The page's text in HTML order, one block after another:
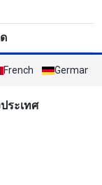
French German
ระเทศ